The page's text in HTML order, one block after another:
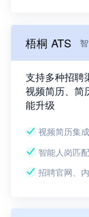
梧桐 ATS
支持多种招聘
视频简历、简
能升级
视频简历集成
智能人岗匹配
招聘官网、